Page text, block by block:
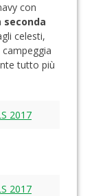
con
seconda
celesti,
tutto più